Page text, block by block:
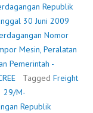
Republik
30 Juni 2009
Nomor
Mesin, Peralatan
Pemerintah -
Tagged Freight
29/M-
Republik